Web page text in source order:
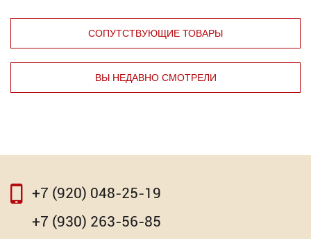
СОПУТСТВУЮЩИЕ ТОВАРЫ
⇦ ⇨
ВЫ НЕДАВНО СМОТРЕЛИ
⇦
+7 (920) 048-25-19
+7 (930) 263-56-85